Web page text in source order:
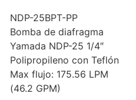
NDP-25BPT-PP
Bomba de diafragma
Yamada NDP-25 1/4″
Polipropileno con Teflón
Max flujo: 175.56 LPM
(46.2 GPM)